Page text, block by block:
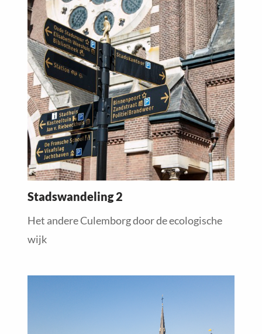
Stadswandeling 2
Het andere Culemborg door de ecologische
wijk
about